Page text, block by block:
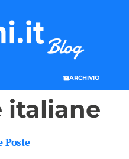
ARCHIVIO
italiane
Poste